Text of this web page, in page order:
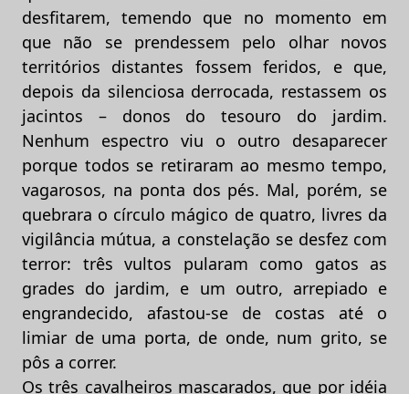
desfitarem, temendo que no momento em
que não se prendessem pelo olhar novos
territórios distantes fossem feridos, e que,
depois da silenciosa derrocada, restassem os
jacintos – donos do tesouro do jardim.
Nenhum espectro viu o outro desaparecer
porque todos se retiraram ao mesmo tempo,
vagarosos, na ponta dos pés. Mal, porém, se
quebrara o círculo mágico de quatro, livres da
vigilância mútua, a constelação se desfez com
terror: três vultos pularam como gatos as
grades do jardim, e um outro, arrepiado e
engrandecido, afastou-se de costas até o
limiar de uma porta, de onde, num grito, se
pôs a correr.
Os três cavalheiros mascarados, que por idéia